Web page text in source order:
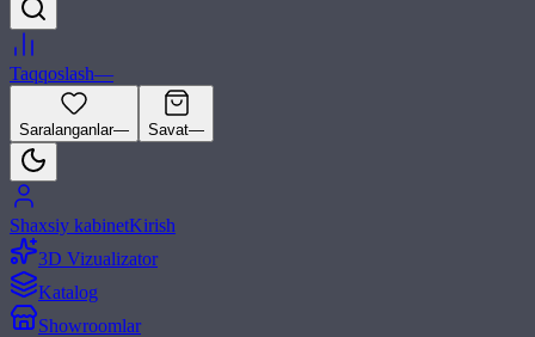
Taqqoslash—
Saralanganlar— Savat—
Shaxsiy kabinetKirish
3D Vizualizator
Katalog
Showroomlar